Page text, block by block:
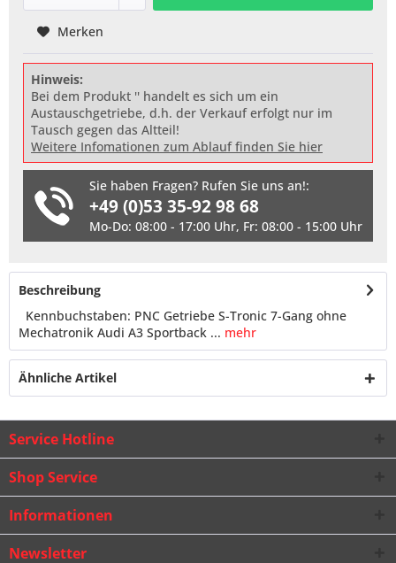
Merken
Hinweis:
Bei dem Produkt '' handelt es sich um ein
Austauschgetriebe, d.h. der Verkauf erfolgt nur im
Tausch gegen das Altteil!
Weitere Infomationen zum Ablauf finden Sie hier
Sie haben Fragen? Rufen Sie uns an!:
+49 (0)53 35-92 98 68
Mo-Do: 08:00 - 17:00 Uhr, Fr: 08:00 - 15:00 Uhr
Beschreibung
Kennbuchstaben: PNC Getriebe S-Tronic 7-Gang ohne
Mechatronik Audi A3 Sportback ... mehr
Ähnliche Artikel
Service Hotline
Shop Service
Informationen
Newsletter